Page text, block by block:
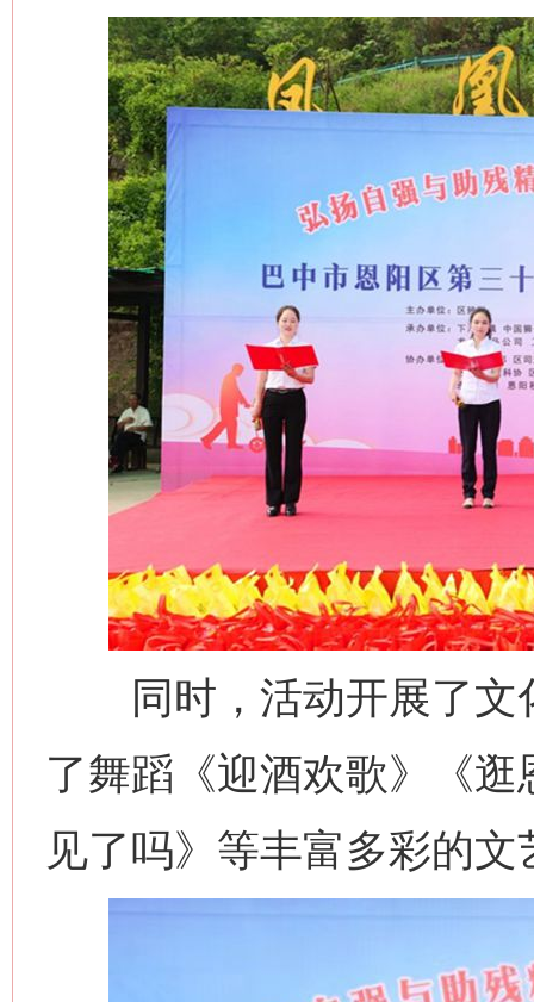
同时，活动开展了文
了舞蹈《迎酒欢歌》《
见了吗》等丰富多彩的